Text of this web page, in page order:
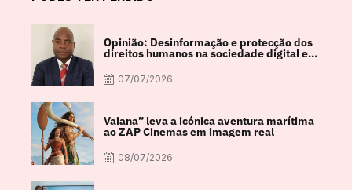
Opinião: Desinformação e protecção dos
direitos humanos na sociedade digital em
07/07/2026
Vaiana” leva a icónica aventura marítima
ao ZAP Cinemas em imagem real
08/07/2026